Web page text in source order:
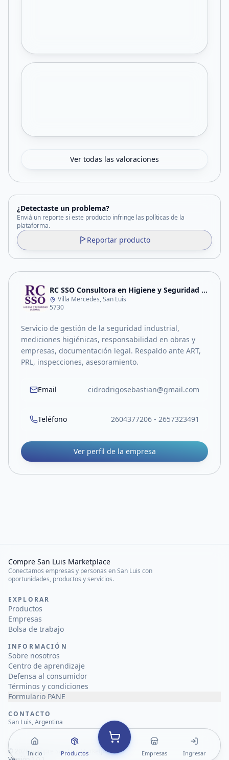
Ver todas las valoraciones
¿Detectaste un problema?
Enviá un reporte si este producto infringe las políticas de la
plataforma.
Reportar producto
RC SSO Consultora en Higiene y Seguridad laboral
Villa Mercedes, San Luis
5730
Servicio de gestión de la seguridad industrial,
mediciones higiénicas, responsabilidad en obras y
empresas, documentación legal. Respaldo ante ART,
PRL, inspecciones, asesoramiento.
Email cidrodrigosebastian@gmail.com
Teléfono 2604377206 - 2657323491
Ver perfil de la empresa
Inicio Productos Empresas Ingresar
Compre San Luis Marketplace
Conectamos empresas y personas en San Luis con
oportunidades, productos y servicios.
EXPLORAR
Productos
Empresas
Bolsa de trabajo
INFORMACIÓN
Sobre nosotros
Centro de aprendizaje
Defensa al consumidor
Términos y condiciones
Formulario PANE
CONTACTO
San Luis, Argentina
© 2026Compre San Luis Marketplace